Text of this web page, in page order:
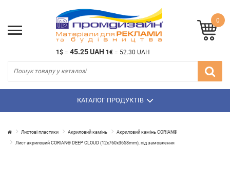
1$ = 45.25 UAH 1€ = 52.30 UAH
0
КАТАЛОГ ПРОДУКТІВ
Листові пластики Акриловий камінь Акриловий камінь CORIAN®
Лист акриловий CORIAN® DEEP CLOUD (12х760х3658mm), під замовлення